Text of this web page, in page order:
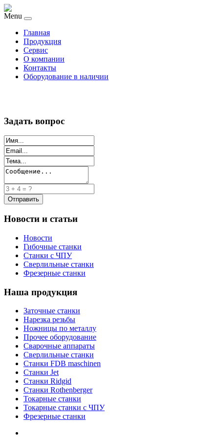
Menu
Главная
Продукция
Сервис
О компании
Контакты
Оборудование в наличии
Задать вопрос
Новости и статьи
Новости
Гибочные станки
Станки с ЧПУ
Сверлильные станки
Фрезерные станки
Наша продукция
Заточные станки
Нарезка резьбы
Ножницы по металлу
Прочее оборудование
Сварочные аппараты
Сверлильные станки
Станки FDB maschinen
Станки Jet
Станки Ridgid
Станки Rothenberger
Токарные станки
Токарные станки с ЧПУ
Фрезерные станки